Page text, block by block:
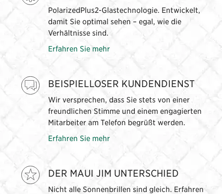
PolarizedPlus2-Glastechnologie. Entwickelt,
damit Sie optimal sehen – egal, wie die
Verhältnisse sind.
Erfahren Sie mehr
BEISPIELLOSER KUNDENDIENST
Wir versprechen, dass Sie stets von einer
freundlichen Stimme und einem engagierten
Mitarbeiter am Telefon begrüßt werden.
Erfahren Sie mehr
DER MAUI JIM UNTERSCHIED
Nicht alle Sonnenbrillen sind gleich. Erfahren